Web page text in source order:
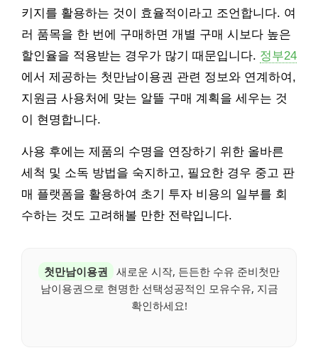
키지를 활용하는 것이 효율적이라고 조언합니다. 여
러 품목을 한 번에 구매하면 개별 구매 시보다 높은
할인율을 적용받는 경우가 많기 때문입니다. 정부24
에서 제공하는 첫만남이용권 관련 정보와 연계하여,
지원금 사용처에 맞는 알뜰 구매 계획을 세우는 것
이 현명합니다.
사용 후에는 제품의 수명을 연장하기 위한 올바른
세척 및 소독 방법을 숙지하고, 필요한 경우 중고 판
매 플랫폼을 활용하여 초기 투자 비용의 일부를 회
수하는 것도 고려해볼 만한 전략입니다.
첫만남이용권
새로운 시작, 든든한 수유 준비첫만
남이용권으로 현명한 선택성공적인 모유수유, 지금
확인하세요!